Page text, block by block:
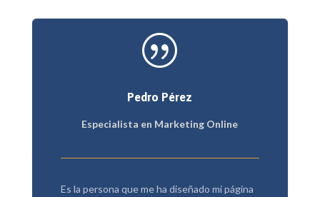
|
Pedro Pérez
Especialista en Marketing Online
Es la persona que me ha diseñado mi página